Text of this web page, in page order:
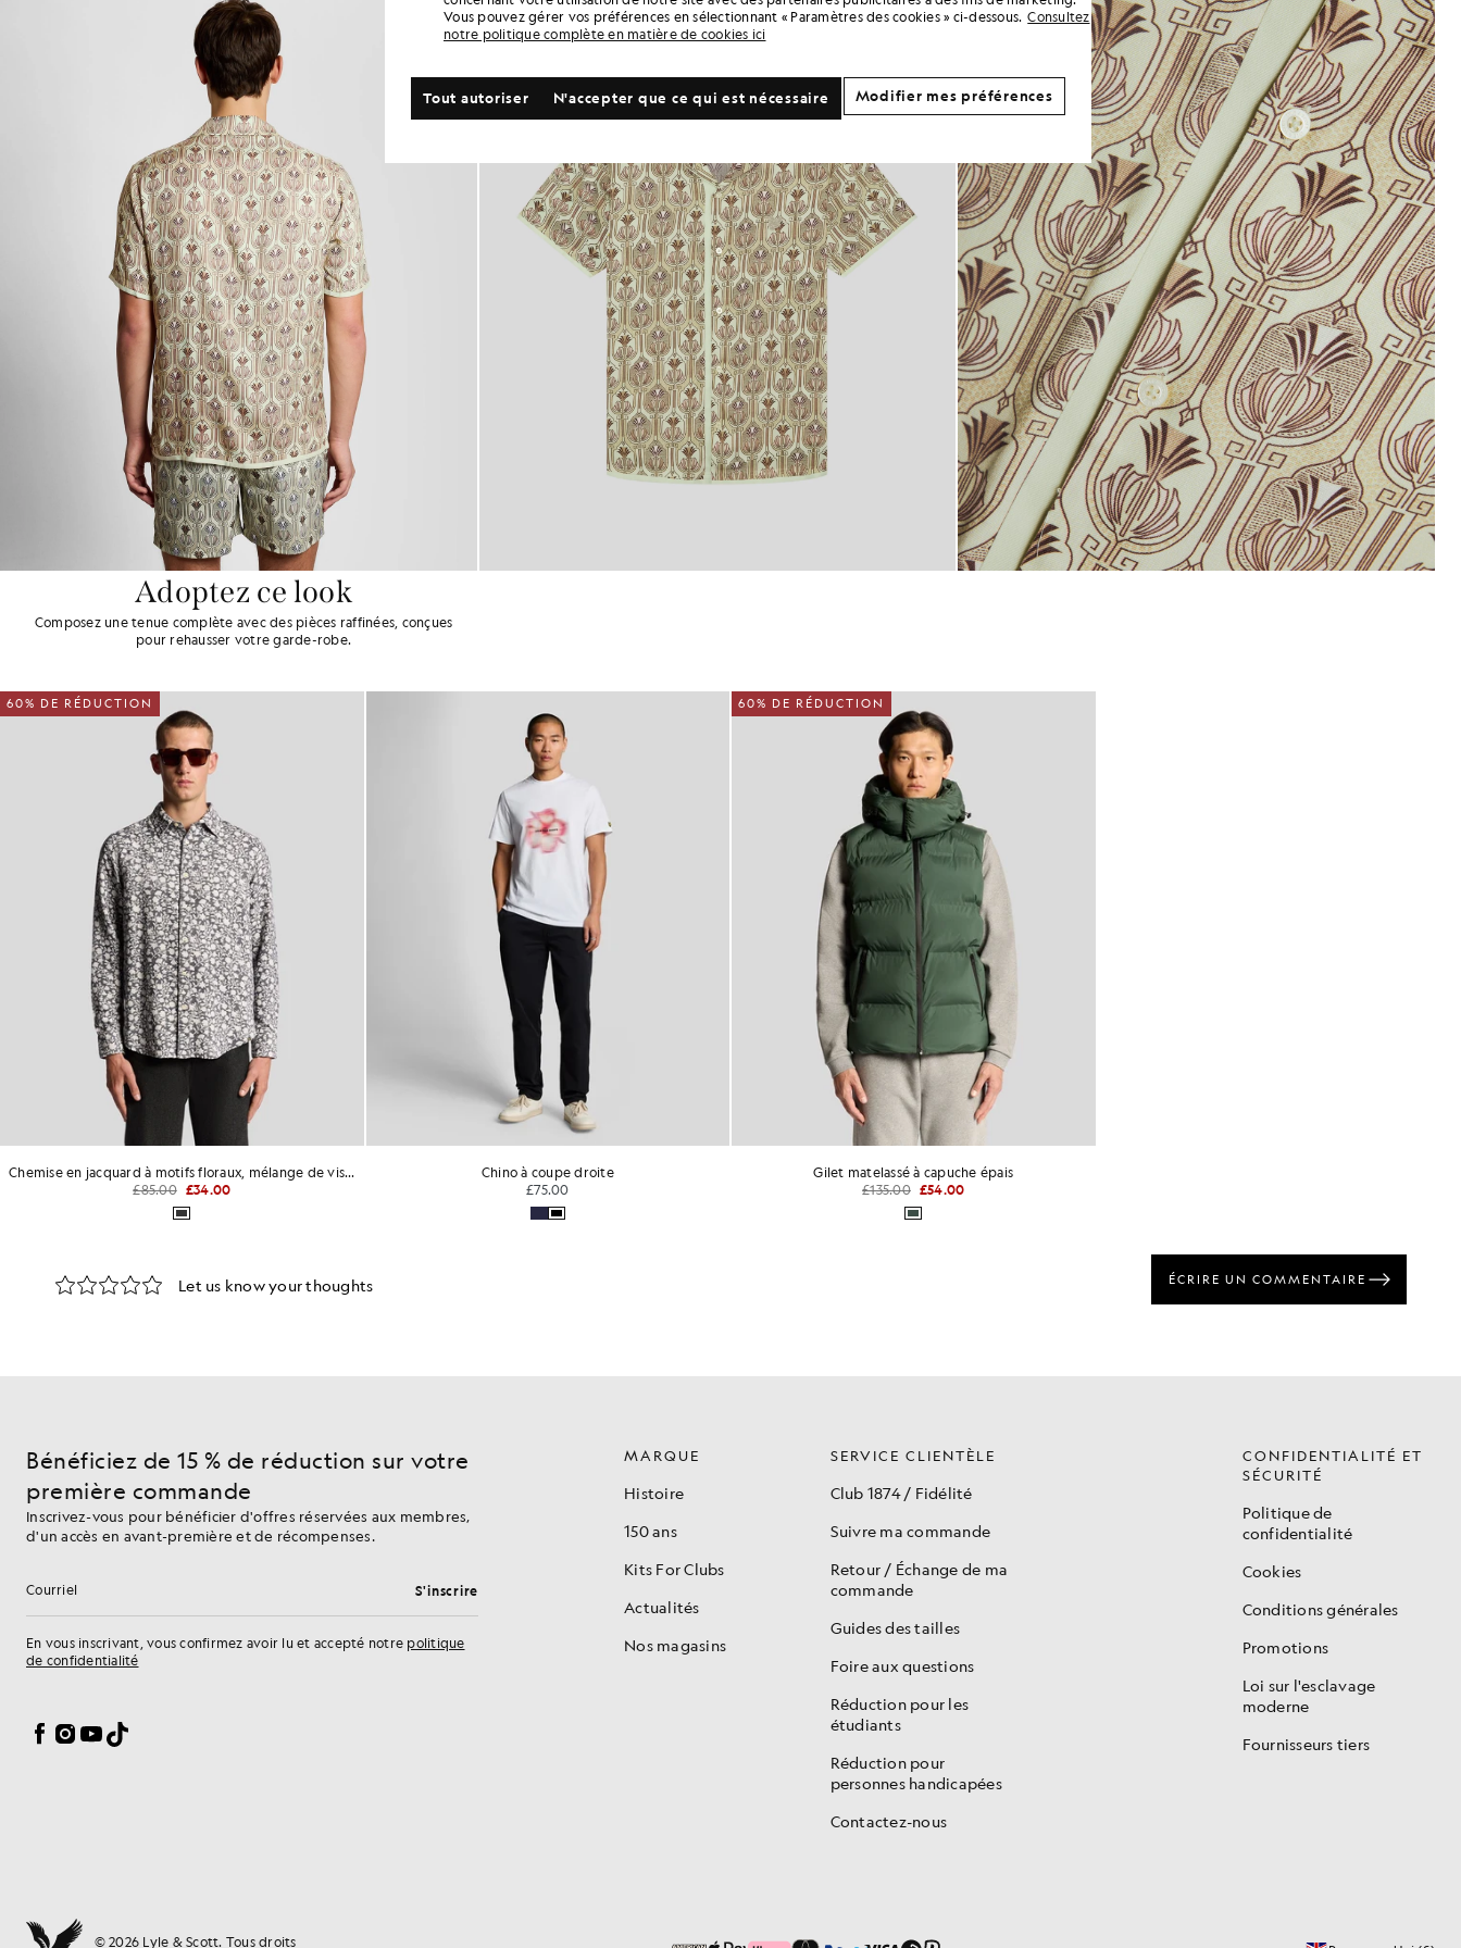
Adoptez ce look
Composez une tenue complète avec des pièces raffinées, conçues
pour rehausser votre garde-robe.
60% DE RÉDUCTION
Chemise en jacquard à motifs floraux, mélange de viscose
£85.00 £34.00
Chino à coupe droite
£75.00
60% DE RÉDUCTION
Gilet matelassé à capuche épais
£135.00 £54.00
Bénéficiez de 15 % de réduction sur votre
première commande
Inscrivez-vous pour bénéficier d'offres réservées aux membres,
d'un accès en avant-première et de récompenses.
Adresse e-mail S'inscrire
En vous inscrivant, vous confirmez avoir lu et accepté notre politique
de confidentialité
Facebook
Instagram
YouTube
TikTok
MARQUE
Histoire
150 ans
Kits For Clubs
Actualités
Nos magasins
SERVICE CLIENTÈLE
Club 1874 / Fidélité
Suivre ma commande
Retour / Échange de ma
commande
Guides des tailles
Foire aux questions
Réduction pour les
étudiants
Réduction pour
personnes handicapées
Contactez-nous
CONFIDENTIALITÉ ET
SÉCURITÉ
Politique de
confidentialité
Cookies
Conditions générales
Promotions
Loi sur l'esclavage
moderne
Fournisseurs tiers
© 2026 Lyle & Scott. Tous droits
Vous pouvez gérer vos préférences en sélectionnant « Paramètres des cookies » ci-dessous. Consultez
notre politique complète en matière de cookies ici
N'accepter que ce qui est nécessaire
Tout autoriser Modifier mes préférences